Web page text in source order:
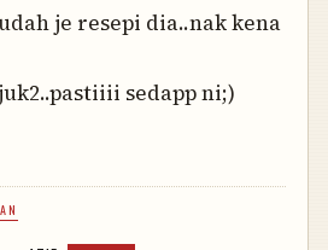
je resepi dia..nak kena
sedapp ni;)